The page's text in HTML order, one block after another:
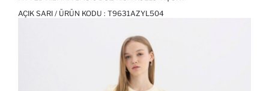
AÇIK SARI / ÜRÜN KODU : T9631AZYL504